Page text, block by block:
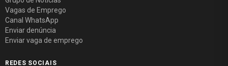
Vagas de Emprego
Canal WhatsApp
Enviar denúncia
Enviar vaga de emprego
REDES SOCIAIS